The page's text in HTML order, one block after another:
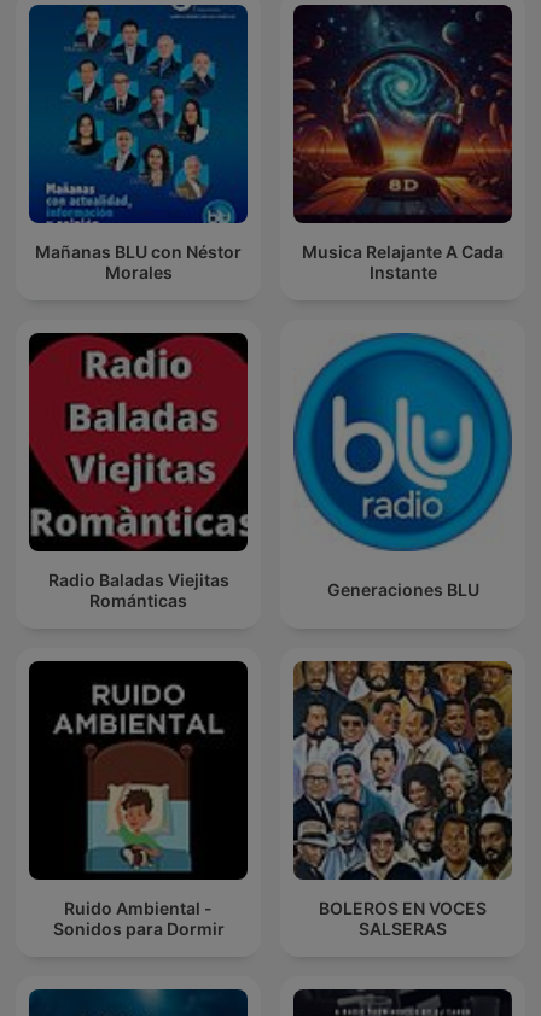
Mañanas BLU con Néstor
Morales
Musica Relajante A Cada
Instante
Radio Baladas Viejitas
Románticas
Generaciones BLU
Ruido Ambiental -
Sonidos para Dormir
BOLEROS EN VOCES
SALSERAS